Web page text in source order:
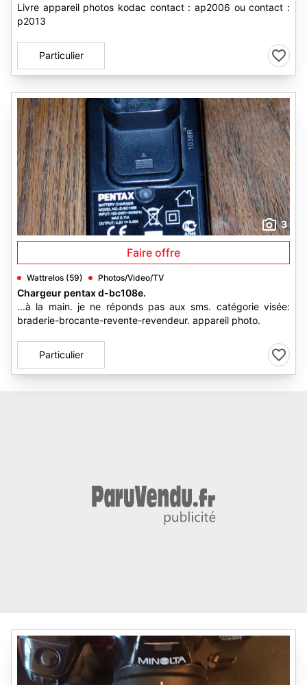
Livre appareil photos kodac contact : ap2006 ou contact :
p2013
Particulier
3
Faire offre
Wattrelos (59) Photos/Video/TV
Chargeur pentax d-bc108e.
...à la main. je ne réponds pas aux sms. catégorie visée:
braderie-brocante-revente-revendeur. appareil photo.
Particulier